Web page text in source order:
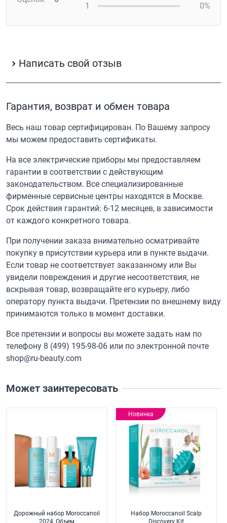
1 0%
Написать свой отзыв
Гарантия, возврат и обмен товара
Весь наш товар сертифицирован. По Вашему запросу
мы можем предоставить сертификаты.
На все электрические приборы мы предоставляем
гарантии в соответствии с действующим
законодательством. Все специализированные
фирменные сервисные центры находятся в Москве.
Срок действия гарантий: 6-12 месяцев, в зависимости
от каждого конкретного товара.
При получении заказа внимательно осматривайте
покупку в присутствии курьера или в пункте выдачи.
Если товар не соответствует заказанному или Вы
увидели повреждения и другие несоответствия, не
вскрывая товар, возвращайте его курьеру, либо
оператору пункта выдачи. Претензии по внешнему виду
принимаются только в момент доставки.
Все претензии и вопросы вы можете задать нам по
телефону 8 (499) 195-98-06 или по электронной почте
shop@ru-beauty.com
Может заинтересовать
Дорожный набор Moroccanoil
2024, Объем
Новинка
Набор Moroccanoil Scalp
Discovery Kit